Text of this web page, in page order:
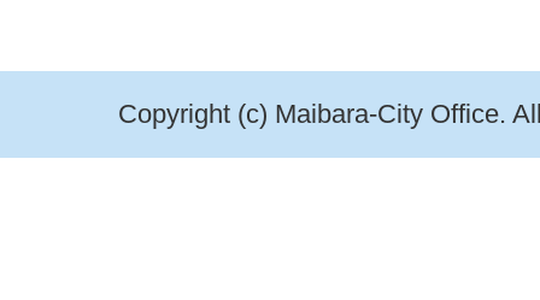
Copyright (c) Maibara-City Office.